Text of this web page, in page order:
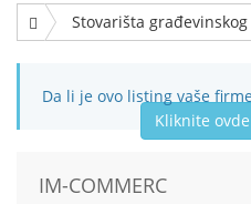
Stovarišta
Da li je ovo listing vaše
Kliknite
IM-COMMERC